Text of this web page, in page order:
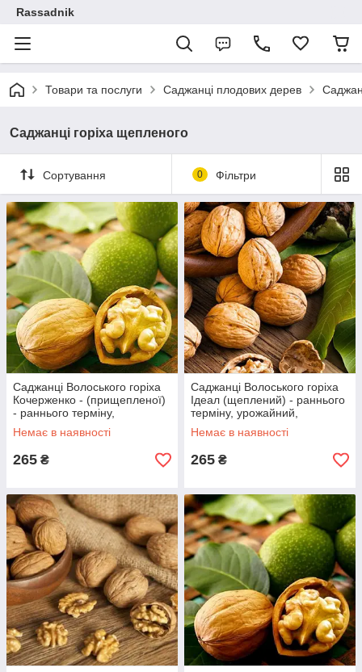
Rassadnik
Товари та послуги Саджанці плодових дерев
Саджанці горіха щепленого
Сортування 0 Фільтри
Саджанці Волоського горіха
Кочерженко - (прищепленої)
- раннього терміну,
урожайний, скороплідний
Немає в наявності
265 ₴
Саджанці Волоського горіха
Ідеал (щеплений) - раннього
терміну, урожайний,
морозостійкий
Немає в наявності
265 ₴